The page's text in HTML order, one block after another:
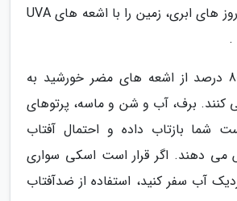
حتی در زمستان و روز های ابری، زمین را با اشعه های UVA
در روزهای ابری، 80 درصد از اشعه های مضر خورشید به
برف، آب و شن و ماسه، پرتوهای
شما بازتاب داده و احتمال آفتاب
می دهند. اگر قرار است اسکی سواری
آب سفر کنید، استفاده از ضدآفتاب